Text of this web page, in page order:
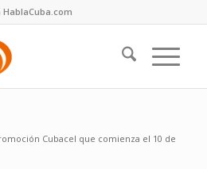
HablaCuba.com
Cubacel que comienza el 10 de